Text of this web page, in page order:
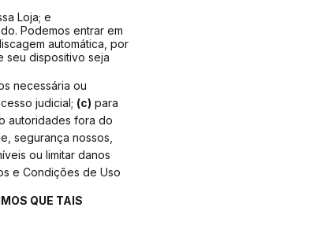
Loja; e
Podemos entrar em
automática, por
seu dispositivo seja
necessária ou
judicial; (c) para
autoridades fora do
segurança nossos,
ou limitar danos
e Condições de Uso
QUE TAIS